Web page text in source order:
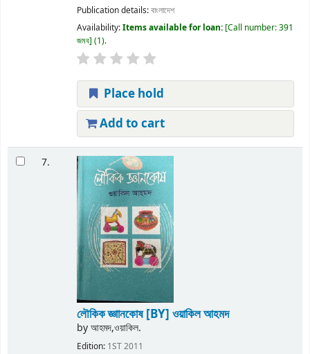
Publication details:বাংলাদেশ
Availability:Items available for loan: Call number:391
জমব (1).
Place hold
Add to cart
7.
লৌকিক জ্ঞাানকোষ[BY] ওয়াকিল আহমদ
byআহমদ,ওয়াকিল.
Edition: 1ST 2011